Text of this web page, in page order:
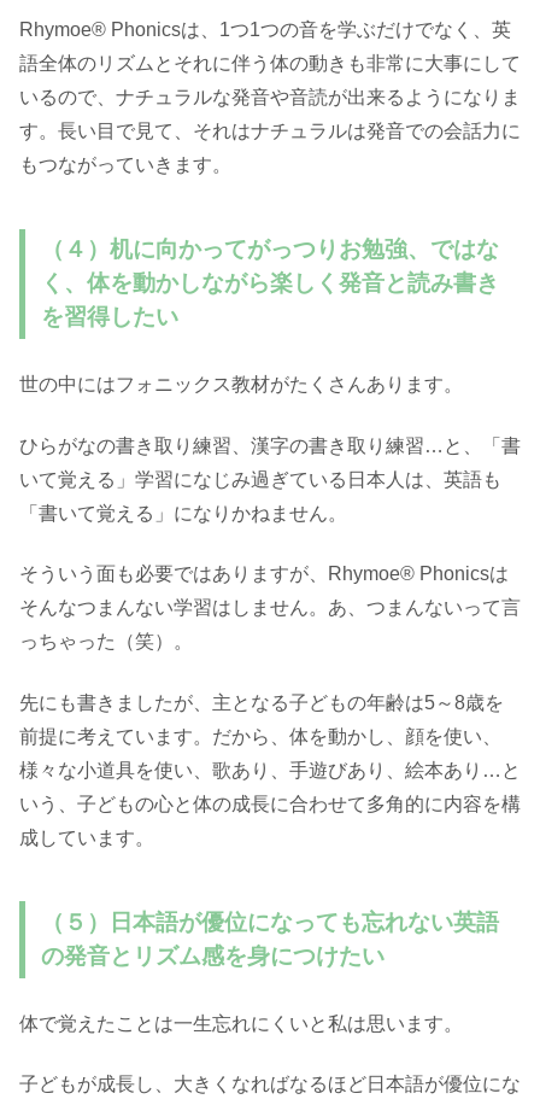
Rhymoe® Phonicsは、1つ1つの音を学ぶだけでなく、英
語全体のリズムとそれに伴う体の動きも非常に大事にして
いるので、ナチュラルな発音や音読が出来るようになりま
す。長い目で見て、それはナチュラルは発音での会話力に
もつながっていきます。
（４）机に向かってがっつりお勉強、ではな
く、体を動かしながら楽しく発音と読み書き
を習得したい
世の中にはフォニックス教材がたくさんあります。
ひらがなの書き取り練習、漢字の書き取り練習…と、「書
いて覚える」学習になじみ過ぎている日本人は、英語も
「書いて覚える」になりかねません。
そういう面も必要ではありますが、Rhymoe® Phonicsは
そんなつまんない学習はしません。あ、つまんないって言
っちゃった（笑）。
先にも書きましたが、主となる子どもの年齢は5～8歳を
前提に考えています。だから、体を動かし、顔を使い、
様々な小道具を使い、歌あり、手遊びあり、絵本あり…と
いう、子どもの心と体の成長に合わせて多角的に内容を構
成しています。
（５）日本語が優位になっても忘れない英語
の発音とリズム感を身につけたい
体で覚えたことは一生忘れにくいと私は思います。
子どもが成長し、大きくなればなるほど日本語が優位にな